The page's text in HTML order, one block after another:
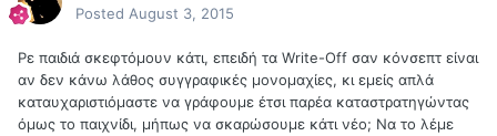
Posted August 3, 2015
Ρε παιδιά σκεφτόμουν κάτι, επειδή τα Write-Off σαν κόνσεπτ είναι
αν δεν κάνω λάθος συγγραφικές μονομαχίες, κι εμείς απλά
καταυχαριστιόμαστε να γράφουμε έτσι παρέα καταστρατηγώντας
όμως το παιχνίδι, μήπως να σκαρώσουμε κάτι νέο; Να το λέμε